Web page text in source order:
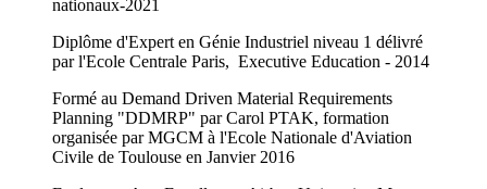
nationaux-2021
Diplôme d'Expert en Génie Industriel niveau 1 délivré
par l'Ecole Centrale Paris, Executive Education - 2014
Formé au Demand Driven Material Requirements
Planning "DDMRP" par Carol PTAK, formation
organisée par MGCM à l'Ecole Nationale d'Aviation
Civile de Toulouse en Janvier 2016